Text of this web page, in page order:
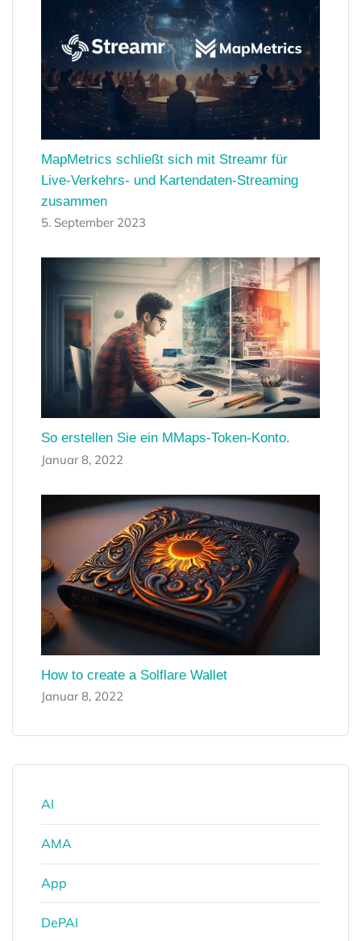
MapMetrics schließt sich mit Streamr für
Live-Verkehrs- und Kartendaten-Streaming
zusammen
5. September 2023
So erstellen Sie ein MMaps-Token-Konto.
Januar 8, 2022
How to create a Solflare Wallet
Januar 8, 2022
AI
AMA
App
DePAI